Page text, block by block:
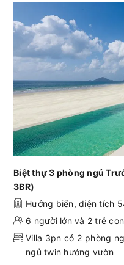
Biệt thự 3 phòng ngủ
3BR)
Hướng biển, diện tích
6 người lớn và 2 trẻ con
Villa 3pn có 2 phòng
ngủ twin hướng vườn